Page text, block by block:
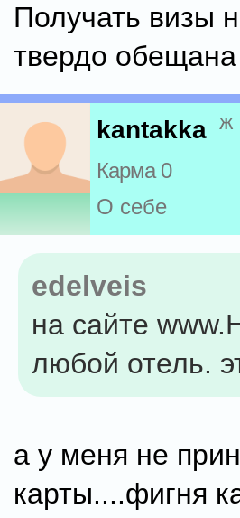
Получать визы
твердо
kantakka ж
Карма 0
О себе
edelveis
на сайте
любой отель.
а у меня не
карты....фигня